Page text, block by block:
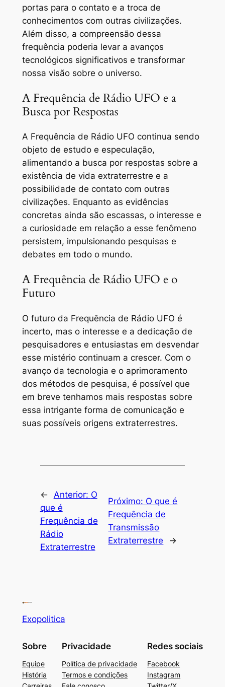
portas para o contato e a troca de
conhecimentos com outras civilizações.
Além disso, a compreensão dessa
frequência poderia levar a avanços
tecnológicos significativos e transformar
nossa visão sobre o universo.
A Frequência de Rádio UFO e a
Busca por Respostas
A Frequência de Rádio UFO continua sendo
objeto de estudo e especulação,
alimentando a busca por respostas sobre a
existência de vida extraterrestre e a
possibilidade de contato com outras
civilizações. Enquanto as evidências
concretas ainda são escassas, o interesse e
a curiosidade em relação a esse fenômeno
persistem, impulsionando pesquisas e
debates em todo o mundo.
A Frequência de Rádio UFO e o
Futuro
O futuro da Frequência de Rádio UFO é
incerto, mas o interesse e a dedicação de
pesquisadores e entusiastas em desvendar
esse mistério continuam a crescer. Com o
avanço da tecnologia e o aprimoramento
dos métodos de pesquisa, é possível que
em breve tenhamos mais respostas sobre
essa intrigante forma de comunicação e
suas possíveis origens extraterrestres.
← Anterior: O
que é
Frequência de
Rádio
Extraterrestre
Próximo: O que é
Frequência de
Transmissão
Extraterrestre
→
Exopolitica
Sobre
Equipe
História
Privacidade
Política de privacidade
Termos e condições
Redes sociais
Facebook
Instagram